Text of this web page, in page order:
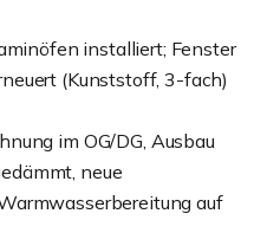
installiert; Fenster
(Kunststoff, 3-fach)
im OG/DG, Ausbau
neue
auf